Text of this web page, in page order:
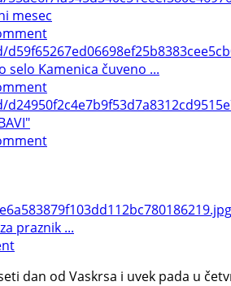
mesec
selo Kamenica čuveno ...
praznik ...
dan od Vaskrsa i uvek pada u